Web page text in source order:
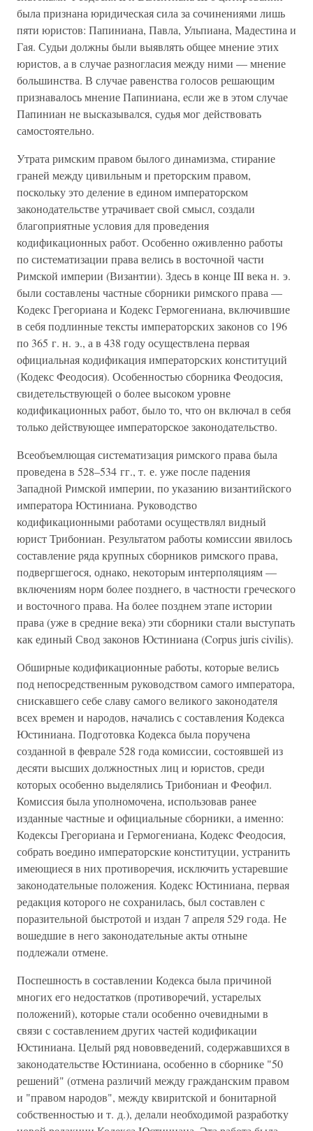
была признана юридическая сила за сочинениями лишь
пяти юристов: Папиниана, Павла, Ульпиана, Мадестина и
Гая. Судьи должны были выявлять общее мнение этих
юристов, а в случае разногласия между ними — мнение
большинства. В случае равенства голосов решающим
признавалось мнение Папиниана, если же в этом случае
Папиниан не высказывался, судья мог действовать
самостоятельно.
Утрата римским правом былого динамизма, стирание
граней между цивильным и преторским правом,
поскольку это деление в едином императорском
законодательстве утрачивает свой смысл, создали
благоприятные условия для проведения
кодификационных работ. Особенно оживленно работы
по систематизации права велись в восточной части
Римской империи (Византии). Здесь в конце III века н. э.
были составлены частные сборники римского права —
Кодекс Грегориана и Кодекс Гермогениана, включившие
в себя подлинные тексты императорских законов со 196
по 365 г. н. э., а в 438 году осуществлена первая
официальная кодификация императорских конституций
(Кодекс Феодосия). Особенностью сборника Феодосия,
свидетельствующей о более высоком уровне
кодификационных работ, было то, что он включал в себя
только действующее императорское законодательство.
Всеобъемлющая систематизация римского права была
проведена в 528–534 гг., т. е. уже после падения
Западной Римской империи, по указанию византийского
императора Юстиниана. Руководство
кодификационными работами осуществлял видный
юрист Трибониан. Результатом работы комиссии явилось
составление ряда крупных сборников римского права,
подвергшегося, однако, некоторым интерполяциям —
включениям норм более позднего, в частности греческого
и восточного права. На более позднем этапе истории
права (уже в средние века) эти сборники стали выступать
как единый Свод законов Юстиниана (Corpus juris civilis).
Обширные кодификационные работы, которые велись
под непосредственным руководством самого императора,
снискавшего себе славу самого великого законодателя
всех времен и народов, начались с составления Кодекса
Юстиниана. Подготовка Кодекса была поручена
созданной в феврале 528 года комиссии, состоявшей из
десяти высших должностных лиц и юристов, среди
которых особенно выделялись Трибониан и Феофил.
Комиссия была уполномочена, использовав ранее
изданные частные и официальные сборники, а именно:
Кодексы Грегориана и Гермогениана, Кодекс Феодосия,
собрать воедино императорские конституции, устранить
имеющиеся в них противоречия, исключить устаревшие
законодательные положения. Кодекс Юстиниана, первая
редакция которого не сохранилась, был составлен с
поразительной быстротой и издан 7 апреля 529 года. Не
вошедшие в него законодательные акты отныне
подлежали отмене.
Поспешность в составлении Кодекса была причиной
многих его недостатков (противоречий, устарелых
положений), которые стали особенно очевидными в
связи с составлением других частей кодификации
Юстиниана. Целый ряд нововведений, содержавшихся в
законодательстве Юстиниана, особенно в сборнике "50
решений" (отмена различий между гражданским правом
и "правом народов", между квиритской и бонитарной
собственностью и т. д.), делали необходимой разработку